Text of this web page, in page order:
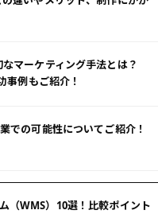
マーケティング手法とは？
例もご紹介！
での可能性についてご紹介！
（WMS）10選！比較ポイント